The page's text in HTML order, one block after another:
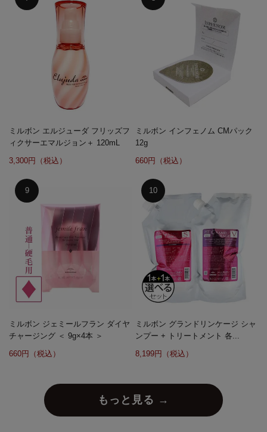
ミルボン エルジューダ フリッズフ
ィクサーエマルジョン＋ 120mL
3,300円（税込）
ミルボン インフェノム CMパック
12g
660円（税込）
ミルボン ジェミールフラン ダイヤ
チャージング ＜ 9g×4本 ＞
660円（税込）
ミルボン グランドリンケージ シャ
ンプー + トリートメント 各...
8,199円（税込）
もっと見る →